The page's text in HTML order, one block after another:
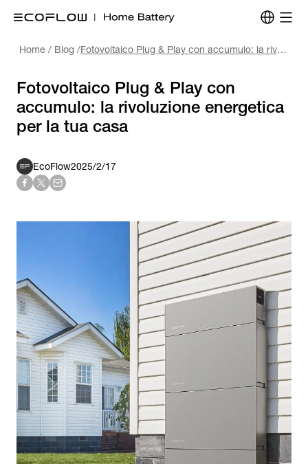
Home / Blog / Fotovoltaico Plug & Play con accumulo: la rivoluzione energetica per la tua casa
Fotovoltaico Plug & Play con
accumulo: la rivoluzione energetica
per la tua casa
EcoFlow2025/2/17